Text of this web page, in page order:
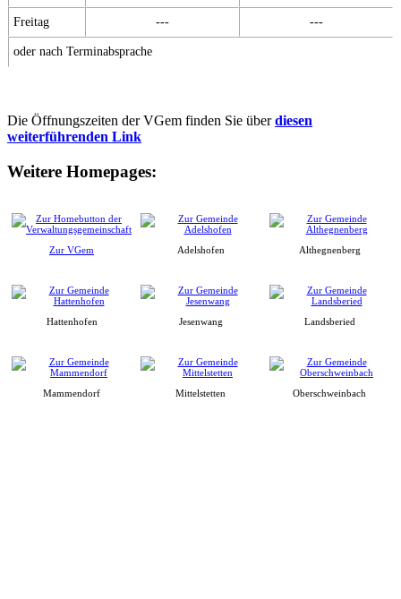
Freitag --- ---
oder nach Terminabsprache
Die Öffnungszeiten der VGem finden Sie überdiesen
weiterführenden Link
Weitere Homepages:
Zur VGem Adelshofen Althegnenberg
Hattenhofen Jesenwang Landsberied
Mammendorf Mittelstetten Oberschweinbach